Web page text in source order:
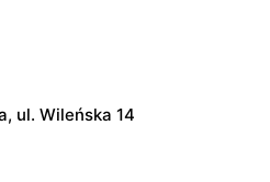
ul. Wileńska 14